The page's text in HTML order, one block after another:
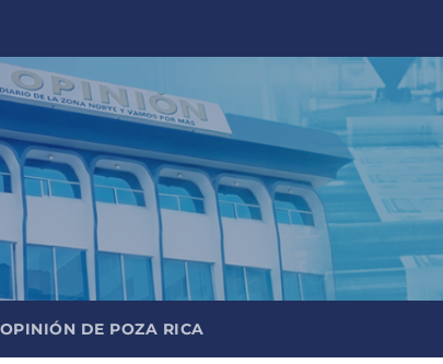
DE POZA RICA